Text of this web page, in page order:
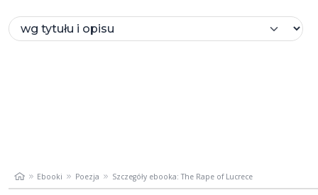
Ebooki Poezja Szczegóły ebooka: The Rape of Lucrece